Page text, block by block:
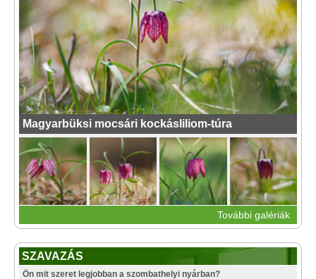
Magyarbüksi mocsári kockásliliom-túra
További galériák
SZAVAZÁS
Ön mit szeret legjobban a szombathelyi nyárban?